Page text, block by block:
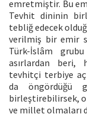
emretmiştir. Bu
Tevhit dininin
tebliğ edecek
verilmiş bir emir
Türk-İslâm
asırlardan beri,
tevhitçi terbiye
da öngördüğü
birleştirebilirsek,
ve millet olmaları